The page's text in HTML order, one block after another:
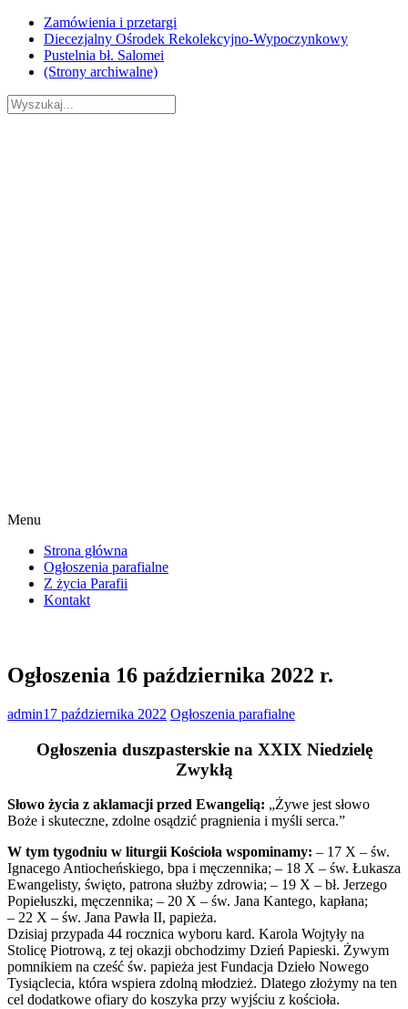
Skip
content
Zamówienia i przetargi
Diecezjalny Ośrodek Rekolekcyjno-Wypoczynkowy
Pustelnia bł. Salomei
(Strony archiwalne)
Menu
Strona główna
Ogłoszenia parafialne
Z życia Parafii
Kontakt
Ogłoszenia 16 października 2022 r.
admin17 października 2022 Ogłoszenia parafialne
Ogłoszenia duszpasterskie na XXIX Niedzielę
Zwykłą
Słowo życia z aklamacji przed Ewangelią: „Żywe jest słowo
Boże i skuteczne, zdolne osądzić pragnienia i myśli serca.”
W tym tygodniu w liturgii Kościoła wspominamy: – 17 X – św.
Ignacego Antiocheńskiego, bpa i męczennika; – 18 X – św. Łukasza
Ewangelisty, święto, patrona służby zdrowia; – 19 X – bł. Jerzego
Popiełuszki, męczennika; – 20 X – św. Jana Kantego, kapłana;
– 22 X – św. Jana Pawła II, papieża.
Dzisiaj przypada 44 rocznica wyboru kard. Karola Wojtyły na
Stolicę Piotrową, z tej okazji obchodzimy Dzień Papieski. Żywym
pomnikiem na cześć św. papieża jest Fundacja Dzieło Nowego
Tysiąclecia, która wspiera zdolną młodzież. Dlatego złożymy na ten
cel dodatkowe ofiary do koszyka przy wyjściu z kościoła.